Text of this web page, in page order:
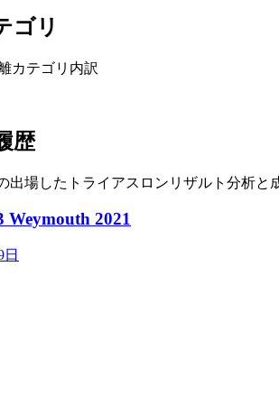
ゴリ
カテゴリ内訳
歴
出場したトライアスロンリザルト分析と
Weymouth 2021